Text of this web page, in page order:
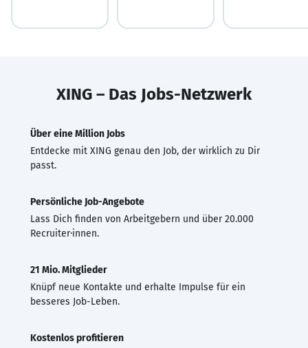
XING – Das Jobs-Netzwerk
Über eine Million Jobs
Entdecke mit XING genau den Job, der wirklich zu Dir
passt.
Persönliche Job-Angebote
Lass Dich finden von Arbeitgebern und über 20.000
Recruiter·innen.
21 Mio. Mitglieder
Knüpf neue Kontakte und erhalte Impulse für ein
besseres Job-Leben.
Kostenlos profitieren